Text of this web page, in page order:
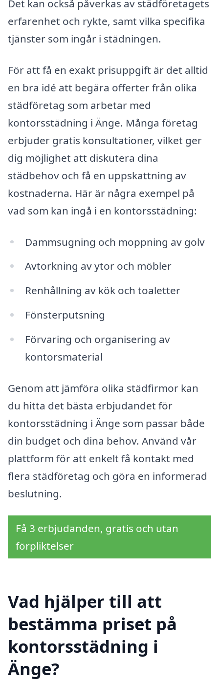
Det kan också påverkas av städföretagets
erfarenhet och rykte, samt vilka specifika
tjänster som ingår i städningen.
För att få en exakt prisuppgift är det alltid
en bra idé att begära offerter från olika
städföretag som arbetar med
kontorsstädning i Änge. Många företag
erbjuder gratis konsultationer, vilket ger
dig möjlighet att diskutera dina
städbehov och få en uppskattning av
kostnaderna. Här är några exempel på
vad som kan ingå i en kontorsstädning:
Dammsugning och moppning av golv
Avtorkning av ytor och möbler
Renhållning av kök och toaletter
Fönsterputsning
Förvaring och organisering av
kontorsmaterial
Genom att jämföra olika städfirmor kan
du hitta det bästa erbjudandet för
kontorsstädning i Änge som passar både
din budget och dina behov. Använd vår
plattform för att enkelt få kontakt med
flera städföretag och göra en informerad
beslutning.
Få 3 erbjudanden, gratis och utan
förpliktelser
Vad hjälper till att
bestämma priset på
kontorsstädning i
Änge?